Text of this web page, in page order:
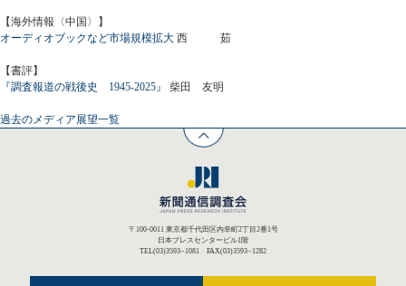
【海外情報〈中国〉】
オーディオブックなど市場規模拡大 西 茹
【書評】
『調査報道の戦後史 1945-2025』
柴田 友明
過去のメディア展望一覧
〒100-0011 東京都千代田区内幸町2丁目2番1号
日本プレスセンタービル1階
TEL(03)3593−1081 FAX(03)3593−1282